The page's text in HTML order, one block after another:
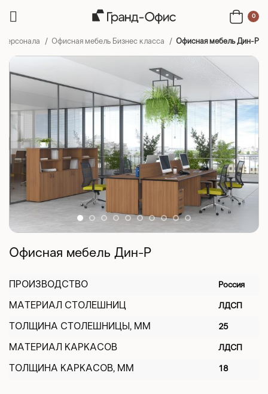
0
Офисная мебель Бизнес класса Офисная мебель Дин-Р
Офисная мебель Дин-Р
ПРОИЗВОДСТВО Россия
МАТЕРИАЛ СТОЛЕШНИЦ ЛДСП
ТОЛЩИНА СТОЛЕШНИЦЫ, ММ 25
МАТЕРИАЛ КАРКАСОВ ЛДСП
ТОЛЩИНА КАРКАСОВ, ММ 18